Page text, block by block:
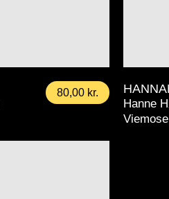
80,00 kr.
Hanne
Viemose